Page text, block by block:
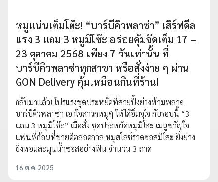
หมูแน่นเต็มโต๊ะ! “บาร์บีคิวพลาซ่า” เสิร์ฟดีล
แรง 3 แถม 3 หมูมีโซ๊ะ อร่อยคุ้มจัดเต็ม 17 –
23 ตุลาคม 2568 เพียง 7 วันเท่านั้น ที่
บาร์บีคิวพลาซ่าทุกสาขา หรือสั่งง่าย ๆ ผ่าน
GON Delivery คุ้มเหมือนกินที่ร้าน!
กลับมาแล้ว! โปรแรงชุดประหยัดที่สายปิ้งย่างห้ามพลาด
บาร์บีคิวพลาซ่า เอาใจสาวกหมูๆ ให้ได้อิ่มจุใจ กับรอบนี้ “3
แถม 3 หมูมีโซ๊ะ” เมื่อสั่ง ชุดประหยัดหมูมิโสะ เมนูขวัญใจ
แฟนพี่ก้อนที่ขายดีตลอดกาล หมูสไลซ์ราดซอสมิโสะ ยิ่งย่าง
ยิ่งหอมละมุนน้ำซอสอย่างฟิน จำนวน 3 ถาด
16 ต.ค. 2025